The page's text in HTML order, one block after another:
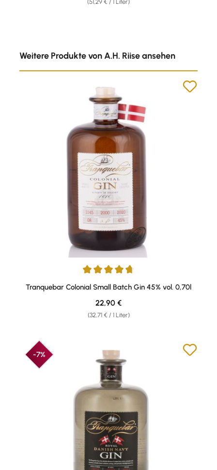
(51,29 € / 1 Liter)
Weitere Produkte von A.H. Riise ansehen
Durchschnittliche Bewertung von 4.78 von 5 Sternen
Tranquebar Colonial Small Batch Gin 45% vol. 0,70l
(32,71 € / 1 Liter)
Regulärer Preis:
22,90 €
-7%